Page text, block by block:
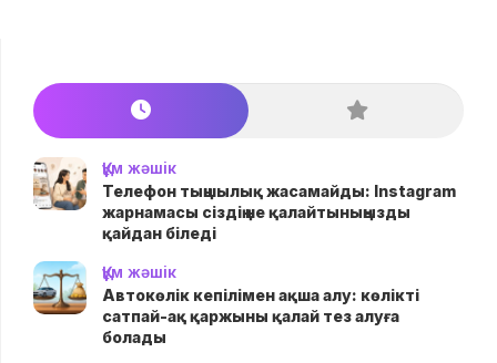
Құм жәшік
Телефон тыңшылық жасамайды: Instagram
жарнамасы сіздің не қалайтыныңызды
қайдан біледі
Құм жәшік
Автокөлік кепілімен ақша алу: көлікті
сатпай-ақ қаржыны қалай тез алуға
болады